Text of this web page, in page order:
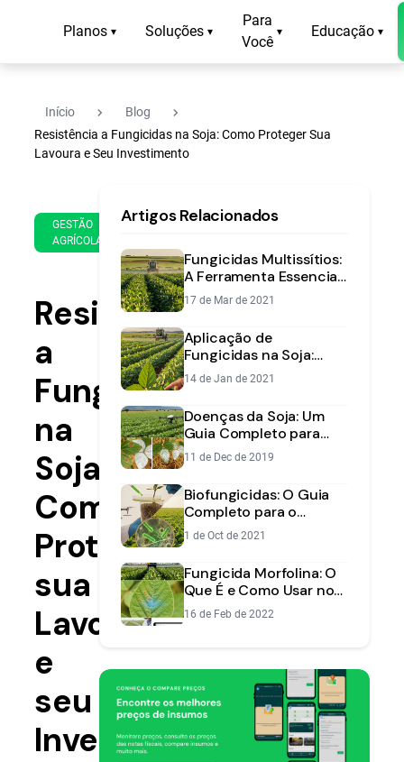
Planos ▾ Soluções ▾
Para
Você
▾ Educação ▾
Início navigate_next Blog navigate_next
Resistência a Fungicidas na Soja: Como Proteger Sua
Lavoura e Seu Investimento
GESTÃO
AGRÍCOLA
de
de
2019
min
leitura
Resistência
a
Fungicidas
na
Soja:
Como
Proteger
sua
Lavoura
e
seu
Investimento
Artigos Relacionados
Fungicidas Multissítios:
A Ferramenta Essencial
Contra a Resistência na
Soja
17 de Mar de 2021
Aplicação de
Fungicidas na Soja:
Estratégias e Momento
Certo
14 de Jan de 2021
Doenças da Soja: Um
Guia Completo para
Identificar e Controlar
na Sua Lavoura
11 de Dec de 2019
Biofungicidas: O Guia
Completo para o
Produtor Rural
1 de Oct de 2021
Fungicida Morfolina: O
Que É e Como Usar no
Manejo de Doenças
16 de Feb de 2022